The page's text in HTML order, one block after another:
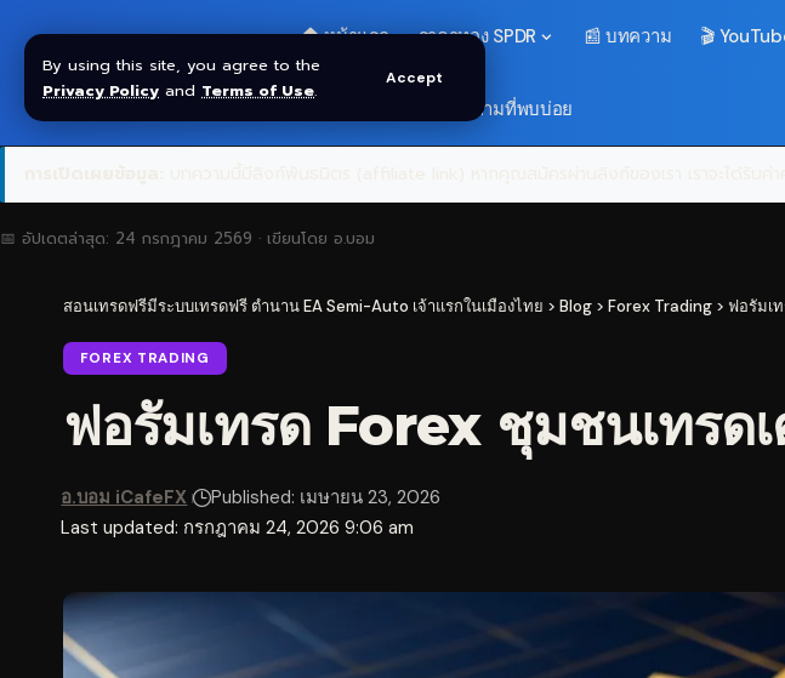
By using this site, you agree to the
Privacy Policy and Terms of Use.
Accept
🏠 หน้าแรก ราคาทอง SPDR 📰 บทความ 🎬
❓ คำถามที่พบบ่อย
📅 อัปเดตล่าสุด: 24 กรกฎาคม 2569 · เขียนโดย อ.บอม
สอนเทรดฟรีมีระบบเทรดฟรี ตำนาน EA Semi-Auto เจ้าแรกในเมืองไทย > Blog > Forex Trading > ฟอรัมเ
FOREX TRADING
ฟอรัมเทรด Forex ชุมชนเทรด
Last updated: กรกฎาคม 24, 2026 9:06 am
อ.บอม iCafeFX Published: เมษายน 23, 2026